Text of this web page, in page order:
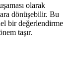
olarak
dönüşebilir. Bu
bir değerlendirme
taşır.